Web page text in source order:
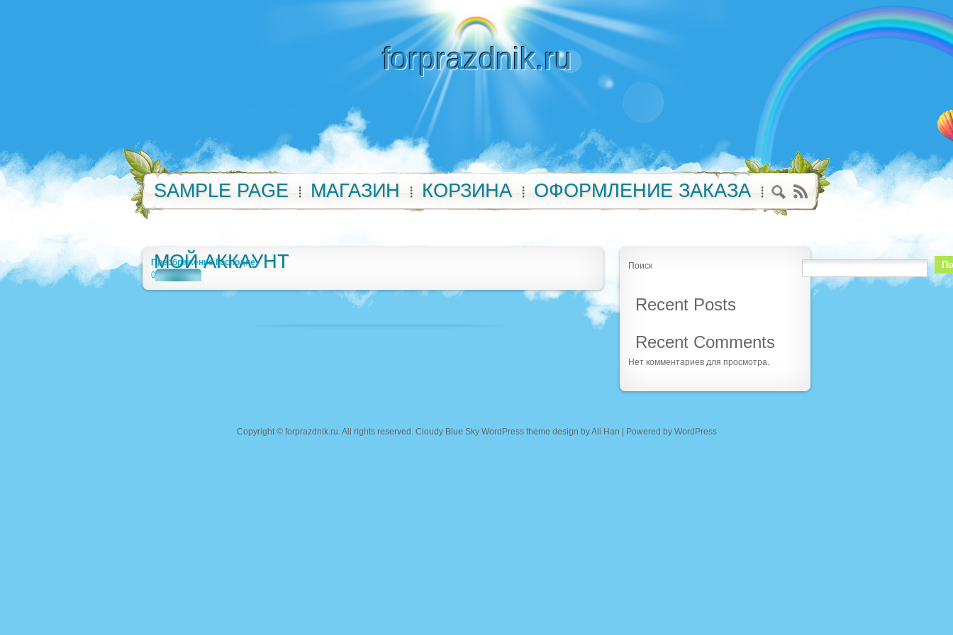
forprazdnik.ru
SAMPLE PAGE МАГАЗИН КОРЗИНА ОФОРМЛЕНИЕ ЗАКАЗА
МОЙ АККАУНТ
Преображение Господне
0
Поиск
Recent Posts
Recent Comments
Нет комментариев для просмотра.
Copyright © forprazdnik.ru. All rights reserved. Cloudy Blue Sky WordPress theme design byAli Han | Powered by WordPress